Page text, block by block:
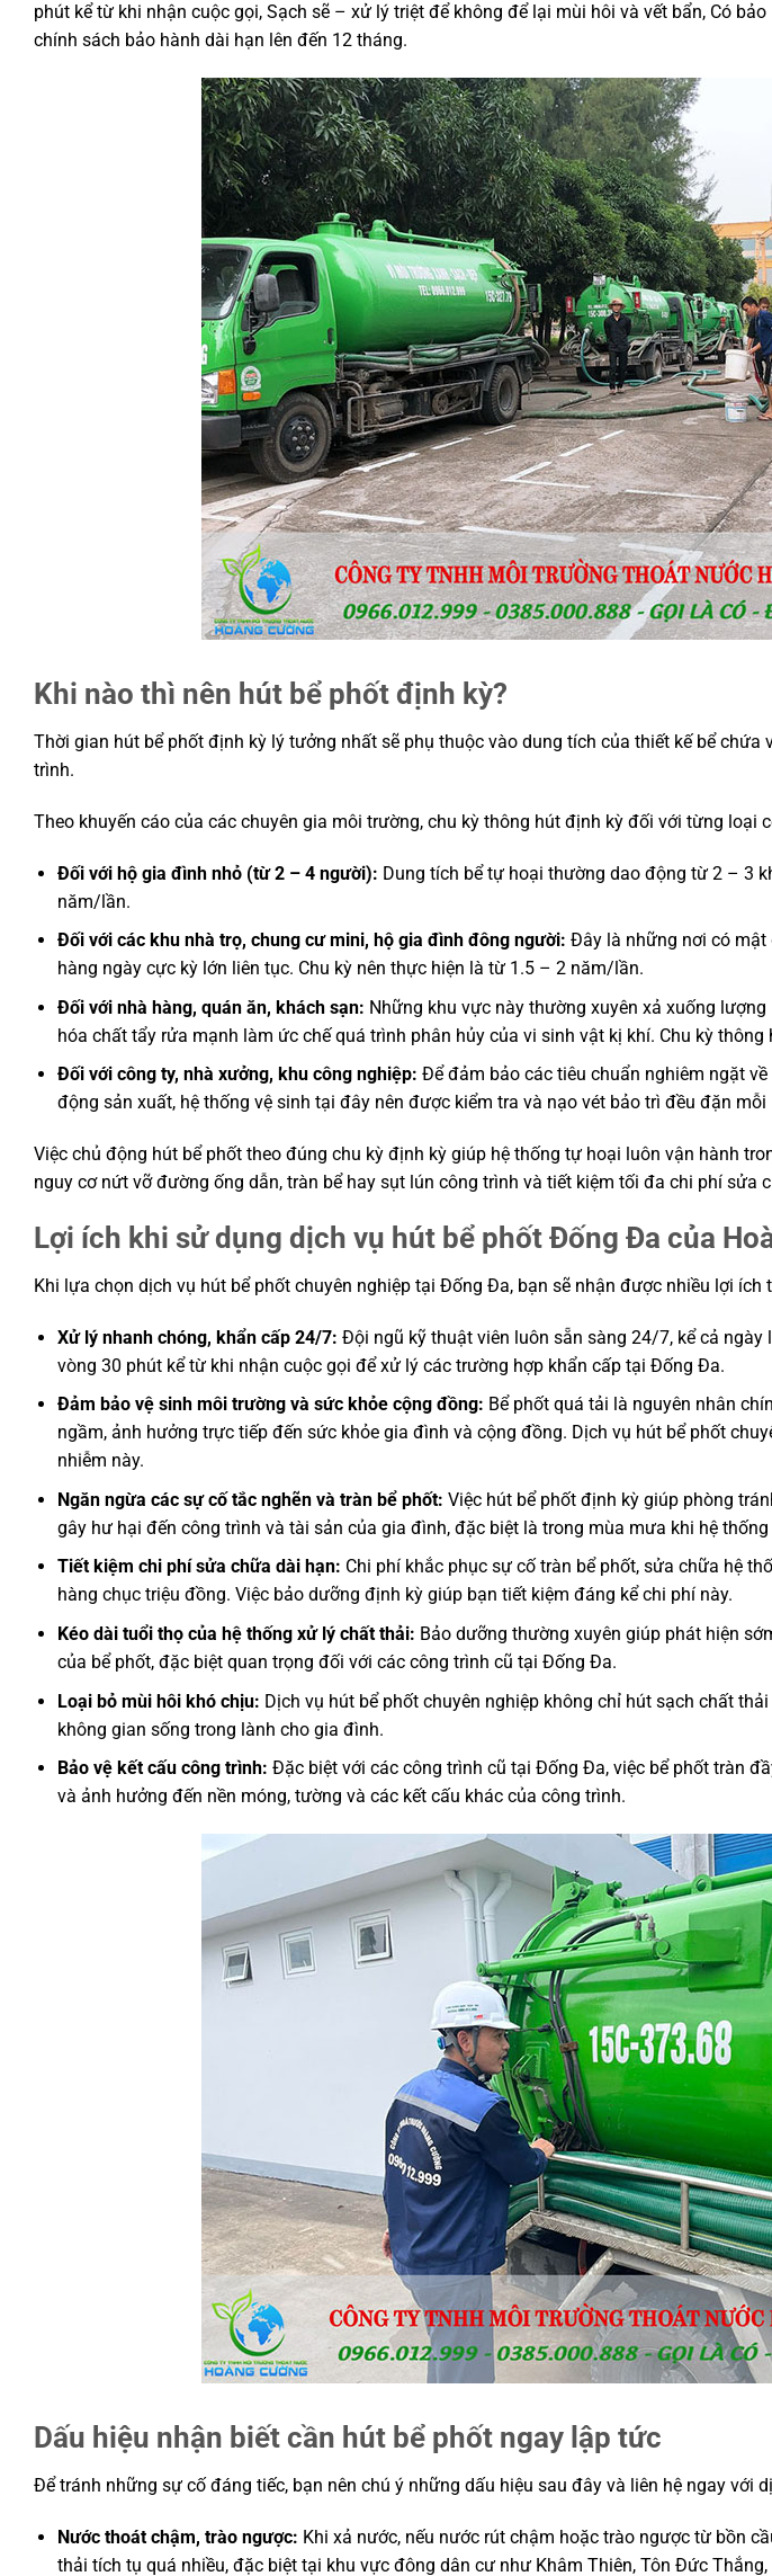
phút kể từ khi nhận cuộc gọi, Sạch sẽ – xử lý triệt để không để lại mùi hôi và vết bẩn, Có
chính sách bảo hành dài hạn lên đến 12 tháng.
Khi nào thì nên hút bể phốt định kỳ?
Thời gian hút bể phốt định kỳ lý tưởng nhất sẽ phụ thuộc vào dung tích của thiết kế bể
trình.
Theo khuyến cáo của các chuyên gia môi trường, chu kỳ thông hút định kỳ đối với từng loại
Đối với hộ gia đình nhỏ (từ 2 – 4 người): Dung tích bể tự hoại thường dao động từ 2 – 3
năm/lần.
Đối với các khu nhà trọ, chung cư mini, hộ gia đình đông người: Đây là những nơi có
hàng ngày cực kỳ lớn liên tục. Chu kỳ nên thực hiện là từ 1.5 – 2 năm/lần.
Đối với nhà hàng, quán ăn, khách sạn: Những khu vực này thường xuyên xả xuống
hóa chất tẩy rửa mạnh làm ức chế quá trình phân hủy của vi sinh vật kị khí. Chu kỳ
Đối với công ty, nhà xưởng, khu công nghiệp: Để đảm bảo các tiêu chuẩn nghiêm ngặt
động sản xuất, hệ thống vệ sinh tại đây nên được kiểm tra và nạo vét bảo trì đều đặn mỗi
Việc chủ động hút bể phốt theo đúng chu kỳ định kỳ giúp hệ thống tự hoại luôn vận hành
nguy cơ nứt vỡ đường ống dẫn, tràn bể hay sụt lún công trình và tiết kiệm tối đa chi phí sửa
Lợi ích khi sử dụng dịch vụ hút bể phốt Đống Đa của
Khi lựa chọn dịch vụ hút bể phốt chuyên nghiệp tại Đống Đa, bạn sẽ nhận được nhiều lợi ích
Xử lý nhanh chóng, khẩn cấp 24/7: Đội ngũ kỹ thuật viên luôn sẵn sàng 24/7, kể cả
vòng 30 phút kể từ khi nhận cuộc gọi để xử lý các trường hợp khẩn cấp tại Đống Đa.
Đảm bảo vệ sinh môi trường và sức khỏe cộng đồng: Bể phốt quá tải là nguyên nhân
ngầm, ảnh hưởng trực tiếp đến sức khỏe gia đình và cộng đồng. Dịch vụ hút bể phốt
nhiễm này.
Ngăn ngừa các sự cố tắc nghẽn và tràn bể phốt: Việc hút bể phốt định kỳ giúp phòng
gây hư hại đến công trình và tài sản của gia đình, đặc biệt là trong mùa mưa khi hệ
Tiết kiệm chi phí sửa chữa dài hạn: Chi phí khắc phục sự cố tràn bể phốt, sửa chữa hệ
hàng chục triệu đồng. Việc bảo dưỡng định kỳ giúp bạn tiết kiệm đáng kể chi phí này.
Kéo dài tuổi thọ của hệ thống xử lý chất thải: Bảo dưỡng thường xuyên giúp phát hiện
của bể phốt, đặc biệt quan trọng đối với các công trình cũ tại Đống Đa.
Loại bỏ mùi hôi khó chịu: Dịch vụ hút bể phốt chuyên nghiệp không chỉ hút sạch chất
không gian sống trong lành cho gia đình.
Bảo vệ kết cấu công trình: Đặc biệt với các công trình cũ tại Đống Đa, việc bể phốt tràn
và ảnh hưởng đến nền móng, tường và các kết cấu khác của công trình.
Dấu hiệu nhận biết cần hút bể phốt ngay lập tức
Để tránh những sự cố đáng tiếc, bạn nên chú ý những dấu hiệu sau đây và liên hệ ngay với
Nước thoát chậm, trào ngược: Khi xả nước, nếu nước rút chậm hoặc trào ngược từ bồn
thải tích tụ quá nhiều, đặc biệt tại khu vực đông dân cư như Khâm Thiên, Tôn Đức Thắng,